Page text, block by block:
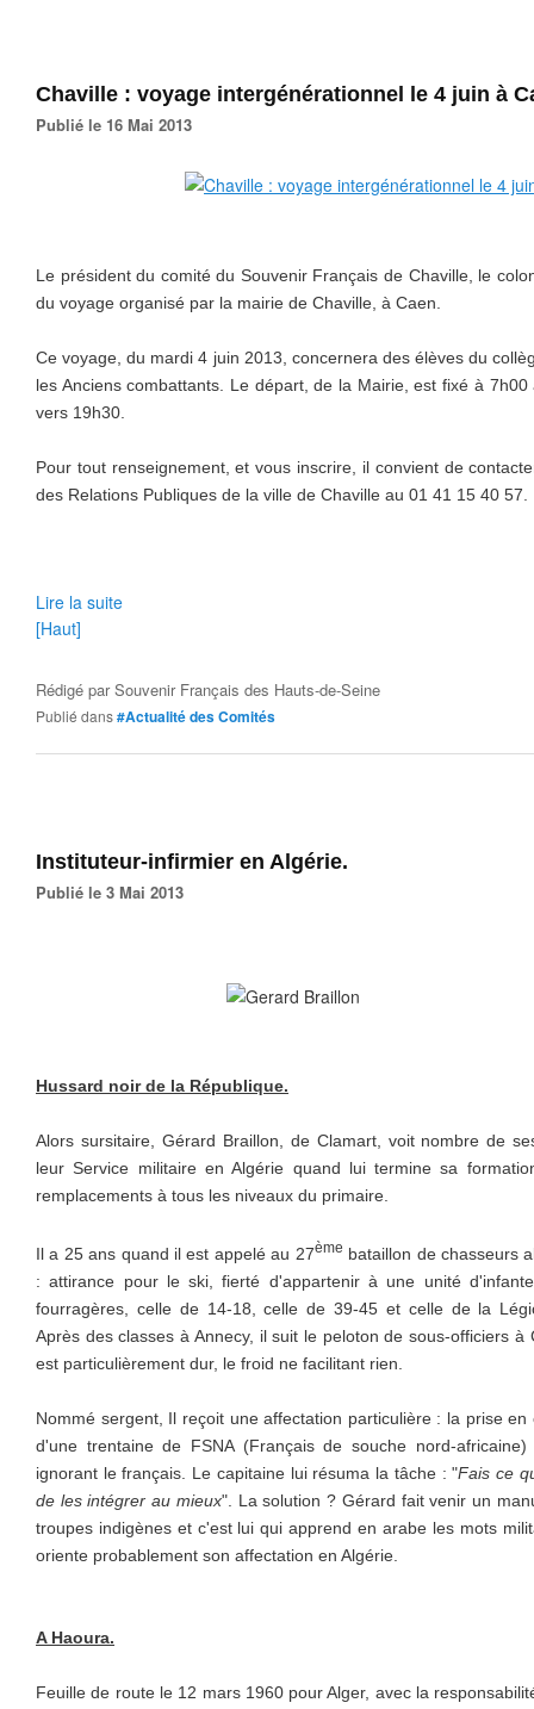
Chaville : voyage intergénérationnel le 4 juin à
Publié le 16 Mai 2013
Le président du comité du Souvenir Français de Chaville, le
du voyage organisé par la mairie de Chaville, à Caen.
Ce voyage, du mardi 4 juin 2013, concernera des élèves du
les Anciens combattants. Le départ, de la Mairie, est fixé à
vers 19h30.
Pour tout renseignement, et vous inscrire, il convient de
des Relations Publiques de la ville de Chaville au 01 41 15 40 57.
Lire la suite
[Haut]
Rédigé parSouvenir Français des Hauts-de-Seine
Publié dans#Actualité des Comités
Instituteur-infirmier en Algérie.
Publié le 3 Mai 2013
Hussard noir de la République.
Alors sursitaire, Gérard Braillon, de Clamart, voit nombre de
leur Service militaire en Algérie quand lui termine sa
remplacements à tous les niveaux du primaire.
Il a 25 ans quand il est appelé au 27ème bataillon de chasseurs
: attirance pour le ski, fierté d'appartenir à une unité
fourragères, celle de 14-18, celle de 39-45 et celle de la
Après des classes à Annecy, il suit le peloton de sous-officiers à
est particulièrement dur, le froid ne facilitant rien.
Nommé sergent, Il reçoit une affectation particulière : la prise
d'une trentaine de FSNA (Français de souche nord-
ignorant le français. Le capitaine lui résuma la tâche : "Fais ce
de les intégrer au mieux". La solution ? Gérard fait venir un
troupes indigènes et c'est lui qui apprend en arabe les mots
oriente probablement son affectation en Algérie.
A Haoura.
Feuille de route le 12 mars 1960 pour Alger, avec la